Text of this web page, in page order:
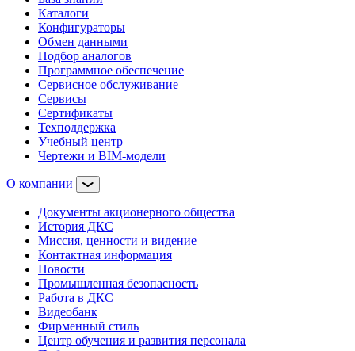
Каталоги
Конфигураторы
Обмен данными
Подбор аналогов
Программное обеспечение
Сервисное обслуживание
Сервисы
Сертификаты
Техподдержка
Учебный центр
Чертежи и BIM-модели
О компании
Документы акционерного общества
История ДКС
Миссия, ценности и видение
Контактная информация
Новости
Промышленная безопасность
Работа в ДКС
Видеобанк
Фирменный стиль
Центр обучения и развития персонала